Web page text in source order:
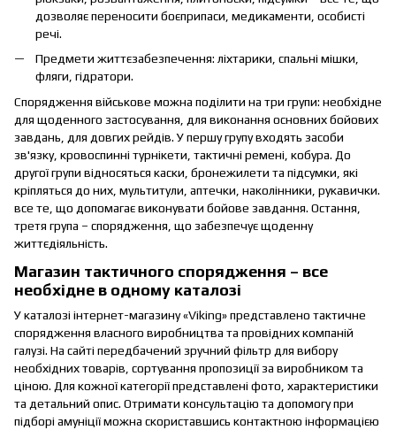
дозволяє переносити боєприпаси, медикаменти, особисті
речі.
Предмети життєзабезпечення: ліхтарики, спальні мішки,
фляги, гідратори.
Спорядження військове можна поділити на три групи: необхідне
для щоденного застосування, для виконання основних бойових
завдань, для довгих рейдів. У першу групу входять засоби
зв'язку, кровоспинні турнікети, тактичні ремені, кобура. До
другої групи відносяться каски, бронежилети та підсумки, які
кріпляться до них, мультитули, аптечки, наколінники, рукавички.
все те, що допомагає виконувати бойове завдання. Остання,
третя група – спорядження, що забезпечує щоденну
життєдіяльність.
Магазин тактичного спорядження – все
необхідне в одному каталозі
У каталозі інтернет-магазину «Viking» представлено тактичне
спорядження власного виробництва та провідних компаній
галузі. На сайті передбачений зручний фільтр для вибору
необхідних товарів, сортування пропозиції за виробником та
ціною. Для кожної категорії представлені фото, характеристики
та детальний опис. Отримати консультацію та допомогу при
підборі амуніції можна скориставшись контактною інформацією